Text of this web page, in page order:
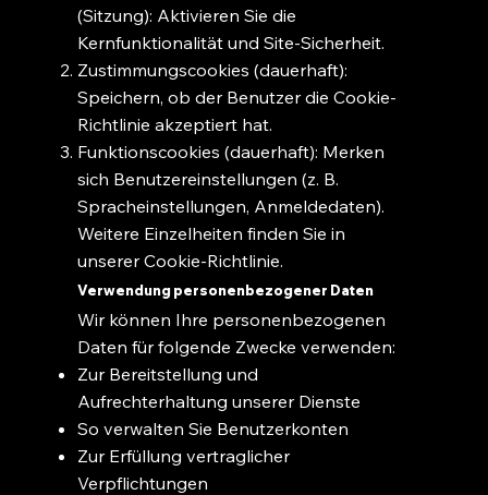
(Sitzung): Aktivieren Sie die
Kernfunktionalität und Site-Sicherheit.
Zustimmungscookies (dauerhaft):
Speichern, ob der Benutzer die Cookie-
Richtlinie akzeptiert hat.
Funktionscookies (dauerhaft): Merken
sich Benutzereinstellungen (z. B.
Spracheinstellungen, Anmeldedaten).
Weitere Einzelheiten finden Sie in
unserer Cookie-Richtlinie.
Verwendung personenbezogener Daten
Wir können Ihre personenbezogenen
Daten für folgende Zwecke verwenden:
Zur Bereitstellung und
Aufrechterhaltung unserer Dienste
So verwalten Sie Benutzerkonten
Zur Erfüllung vertraglicher
Verpflichtungen